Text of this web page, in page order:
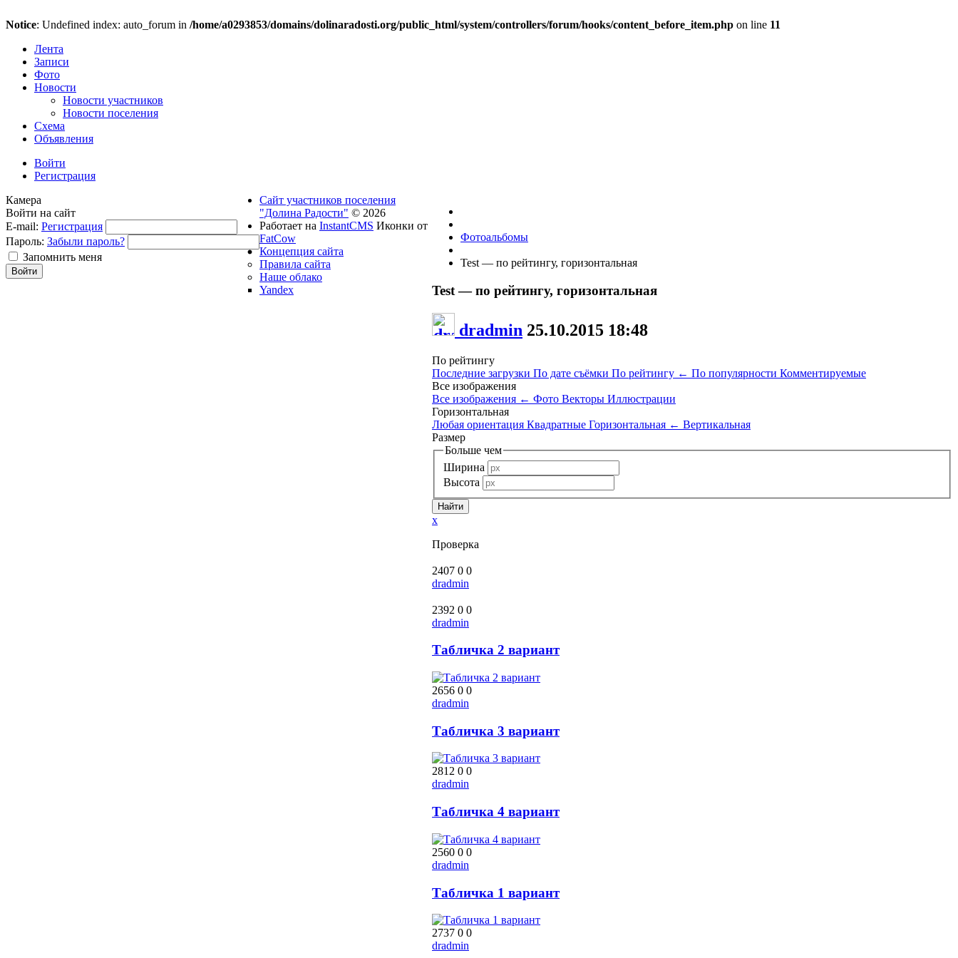
Notice: Undefined index: auto_forum in /home/a0293853/domains/dolinaradosti.org/public_html/system/controllers/forum/hooks/content_before_item.php on line 11
Лента
Записи
Фото
Новости
Новости участников
Новости поселения
Схема
Объявления
Войти
Регистрация
Фотоальбомы
Test — по рейтингу, горизонтальная
Test — по рейтингу, горизонтальная
dradmin 25.10.2015 18:48
По рейтингу
Последние загрузки По дате съёмки По рейтингу ← По популярности Комментируемые
Все изображения
Все изображения ← Фото Векторы Иллюстрации
Горизонтальная
Любая ориентация Квадратные Горизонтальная ← Вертикальная
Размер
Больше чем
Ширина
Высота
x
Проверка
2407 0 0
dradmin
2392 0 0
dradmin
Табличка 2 вариант
2656 0 0
dradmin
Табличка 3 вариант
2812 0 0
dradmin
Табличка 4 вариант
2560 0 0
dradmin
Табличка 1 вариант
2737 0 0
dradmin
Камера
Войти на сайт
E-mail: Регистрация
Пароль: Забыли пароль?
Запомнить меня
Сайт участников поселения
"Долина Радости" © 2026
Работает на InstantCMS Иконки от
FatCow
Концепция сайта
Правила сайта
Наше облако
Yandex